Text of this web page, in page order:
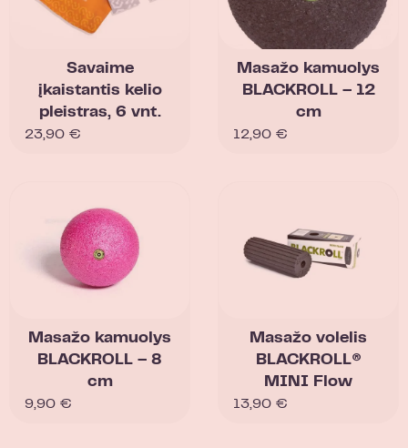
Savaime
įkaistantis kelio
pleistras, 6 vnt.
23,90 €
Masažo kamuolys
BLACKROLL – 12
cm
12,90 €
Masažo kamuolys
BLACKROLL – 8
cm
9,90 €
Masažo volelis
BLACKROLL®
MINI Flow
13,90 €